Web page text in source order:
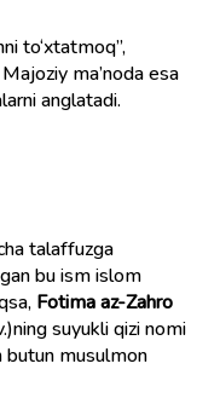
to‘xtatmoq”,
ma’noda esa
anglatadi.
talaffuzga
bu ism islom
Fotima az-Zahro
suyukli qizi nomi
butun musulmon